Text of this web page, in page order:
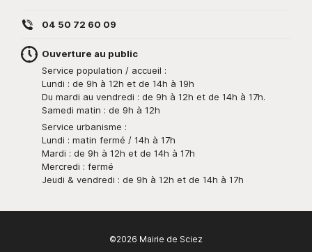
04 50 72 60 09
Ouverture au public
Service population / accueil :
Lundi : de 9h à 12h et de 14h à 19h
Du mardi au vendredi : de 9h à 12h et de 14h à 17h.
Samedi matin : de 9h à 12h
Service urbanisme :
Lundi : matin fermé / 14h à 17h
Mardi : de 9h à 12h et de 14h à 17h
Mercredi : fermé
Jeudi & vendredi : de 9h à 12h et de 14h à 17h
©2026 Mairie de Sciez